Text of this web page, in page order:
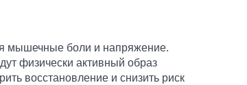
мышечные боли и напряжение.
физически активный образ
восстановление и снизить риск